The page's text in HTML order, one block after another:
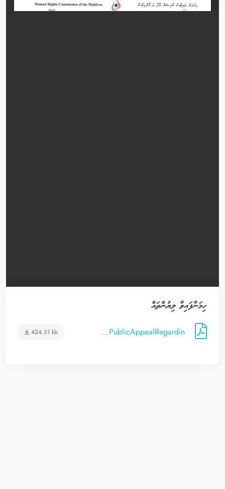
ހިމަނާފައިވާ ލިޔުންތައް
PublicAppealRegardin...
424.51 kb